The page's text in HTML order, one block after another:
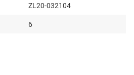
ZL20-032104
6